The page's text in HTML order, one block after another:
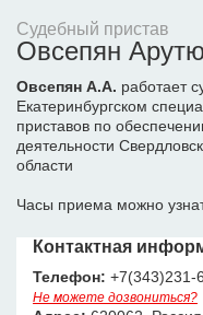
Судебный пристав
Овсепян
Овсепян А.А. работает
Екатеринбургском
приставов по
деятельности
области
Часы приема можно
Контактная
Телефон: +7(343)231-
Не можете дозвониться?